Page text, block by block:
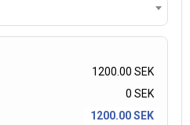
1200.00 SEK
0 SEK
1200.00 SEK